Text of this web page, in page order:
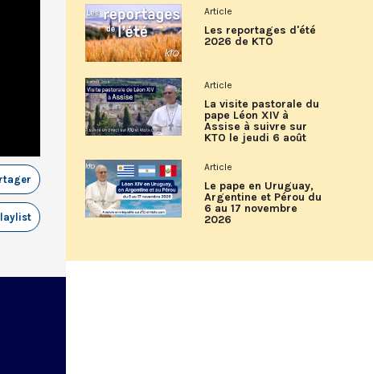
Article
Les reportages d'été
2026 de KTO
Article
La visite pastorale du
pape Léon XIV à
Assise à suivre sur
KTO le jeudi 6 août
Article
Le pape en Uruguay,
Argentine et Pérou du
6 au 17 novembre
2026